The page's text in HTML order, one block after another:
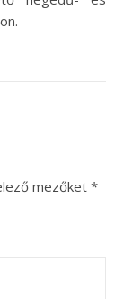
mezőket *